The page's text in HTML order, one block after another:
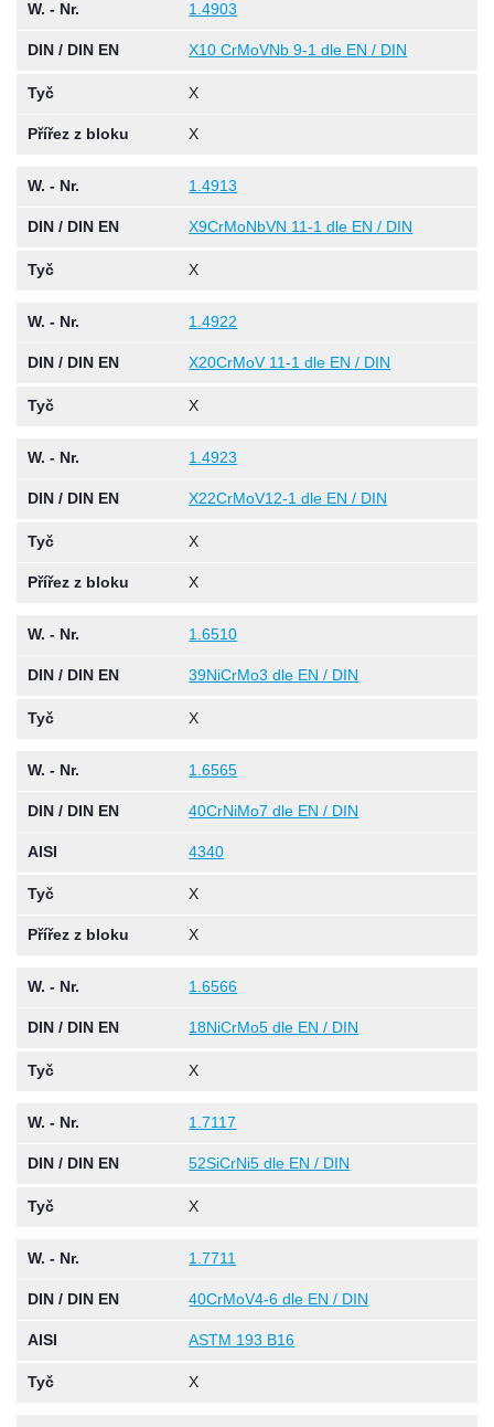
W. - Nr. 1.4903
DIN / DIN EN X10 CrMoVNb 9-1 dle EN / DIN
Tyč X
Přířez z bloku X
W. - Nr. 1.4913
DIN / DIN EN X9CrMoNbVN 11-1 dle EN / DIN
Tyč X
W. - Nr. 1.4922
DIN / DIN EN X20CrMoV 11-1 dle EN / DIN
Tyč X
W. - Nr. 1.4923
DIN / DIN EN X22CrMoV12-1 dle EN / DIN
Tyč X
Přířez z bloku X
W. - Nr. 1.6510
DIN / DIN EN 39NiCrMo3 dle EN / DIN
Tyč X
W. - Nr. 1.6565
DIN / DIN EN 40CrNiMo7 dle EN / DIN
AISI 4340
Tyč X
Přířez z bloku X
W. - Nr. 1.6566
DIN / DIN EN 18NiCrMo5 dle EN / DIN
Tyč X
W. - Nr. 1.7117
DIN / DIN EN 52SiCrNi5 dle EN / DIN
Tyč X
W. - Nr. 1.7711
DIN / DIN EN 40CrMoV4-6 dle EN / DIN
AISI ASTM 193 B16
Tyč X